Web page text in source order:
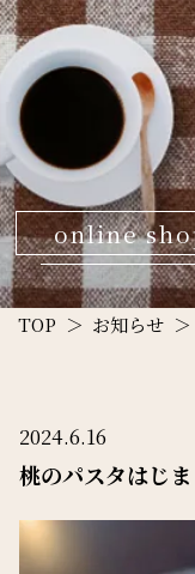
泉
フルーツパス
online
TOP お知らせ
2024.6.16
桃のパスタはじま